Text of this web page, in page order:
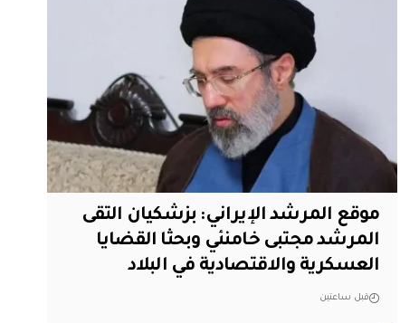
موقع المرشد الإيراني: بزشكيان التقى
المرشد مجتبى خامنئي وبحثا القضايا
العسكرية والاقتصادية في البلاد
قبل ساعتين